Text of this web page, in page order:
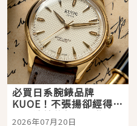
必買日系腕錶品牌
KUOE！不張揚卻經得起
時間洗鍊的經典之作五
2026年07月20日